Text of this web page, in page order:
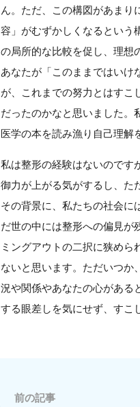
ん。ただ、この構図があまり
容」がむずかしくなるという
の局所的な比較を促し、理想
あなたが「このままではいけ
が、これまでの努力とはすこ
だったのかなと思いました。
医学の本を読み漁り自己理解
私は整形の経験はないのです
御力が上がる気がするし、た
その背景に、私たちの社会に
だ世の中には整形への偏見が
ミングアウトの二択に狭めら
ないと思います。ただいつか
況や関係やあなたの心がある
する眼差しを気にせず、すこ
前の記事